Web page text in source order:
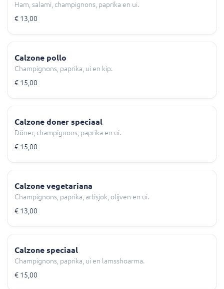
Ham, salami, champignons, paprika en ui.
€ 13,00
Calzone pollo
Champignons, paprika, ui en kip.
€ 15,00
Calzone doner speciaal
Döner, champignons, paprika en ui.
€ 15,00
Calzone vegetariana
Champignons, paprika, artisjok, olijven en ui.
€ 13,00
Calzone speciaal
Champignons, paprika, ui en lamsshoarma.
€ 15,00